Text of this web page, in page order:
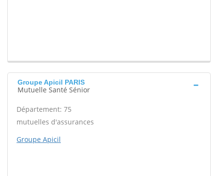
Groupe Apicil PARIS
Mutuelle Santé Sénior
Département: 75
mutuelles d'assurances
Groupe Apicil